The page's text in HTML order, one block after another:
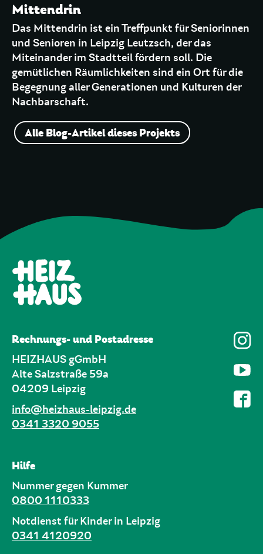
Mittendrin
Das Mittendrin ist ein Treffpunkt für Seniorinnen
und Senioren in Leipzig Leutzsch, der das
Miteinander im Stadtteil fördern soll. Die
gemütlichen Räumlichkeiten sind ein Ort für die
Begegnung aller Generationen und Kulturen der
Nachbarschaft.
Alle Blog-Artikel dieses Projekts
Rechnungs- und Postadresse
HEIZHAUS gGmbH
Alte Salzstraße 59a
04209 Leipzig
info@heizhaus-leipzig.de
0341 3320 9055
Hilfe
Nummer gegen Kummer
0800 1110333
Notdienst für Kinder in Leipzig
0341 4120920